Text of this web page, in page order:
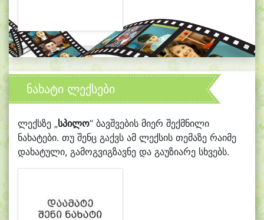
ნახატი ლექსები
ლექსზე „სპილო“ ბავშვების მიერ შექმნილი
ნახატები. თუ შენც გაქვს ამ ლექსის თემაზე რაიმე
დახატული, გამოგვიგზავნე და გაუზიარე სხვებს.